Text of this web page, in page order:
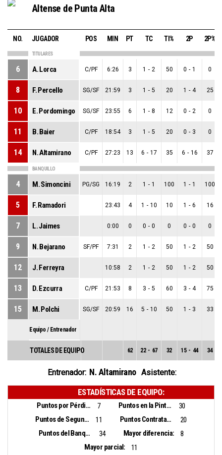
Altense de Punta Alta
NO. JUGADOR POS MIN PT TC TI% 2P 2P%
TITULARES
6 A. Lorca C/PF 6:26 3 1 - 2 50 0 - 1 0
8 F. Percello SG/SF 21:59 3 1 - 5 20 1 - 4 25
10 E. Pordomingo SG/SF 23:55 6 1 - 8 12 0 - 2 0
11 B. Baier C/PF 18:54 3 1 - 5 20 0 - 3 0
14 N. Altamirano C/PF 27:23 13 6 - 17 35 6 - 16 37
BANQUILLO
4 M. Simoncini PG/SG 16:19 2 1 - 1 100 1 - 1 100
5 F. Ramadori 23:43 4 1 - 10 10 1 - 6 16
7 L. Jaimes 0:00 0 0 - 0 0 0 - 0 0
9 N. Bejarano SF/PF 7:31 2 1 - 2 50 1 - 2 50
12 J. Ferreyra 10:58 2 1 - 2 50 1 - 2 50
13 D. Ezcurra C/PF 21:53 8 3 - 5 60 3 - 4 75
15 M. Polchi SG/SF 20:59 16 5 - 10 50 1 - 3 33
Equipo / Entrenador
TOTALES DE EQUIPO 62 22 - 67 32 15 - 44 34
Entrenador: N. Altamirano Asistente:
ESTADÍSTICAS DE EQUIPO:
Puntos por Pérdidas: 7 Puntos en la Pintura:
30
Puntos de Segunda Oportunidad:
11 Puntos Contrataque:
20
Puntos del Banquillo:
34 Mayor diferencia:
8
Mayor parcial:
11